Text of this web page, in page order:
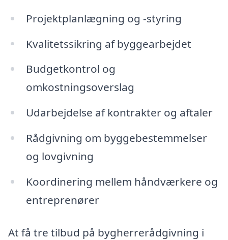
Projektplanlægning og -styring
Kvalitetssikring af byggearbejdet
Budgetkontrol og
omkostningsoverslag
Udarbejdelse af kontrakter og aftaler
Rådgivning om byggebestemmelser
og lovgivning
Koordinering mellem håndværkere og
entreprenører
At få tre tilbud på bygherrerådgivning i